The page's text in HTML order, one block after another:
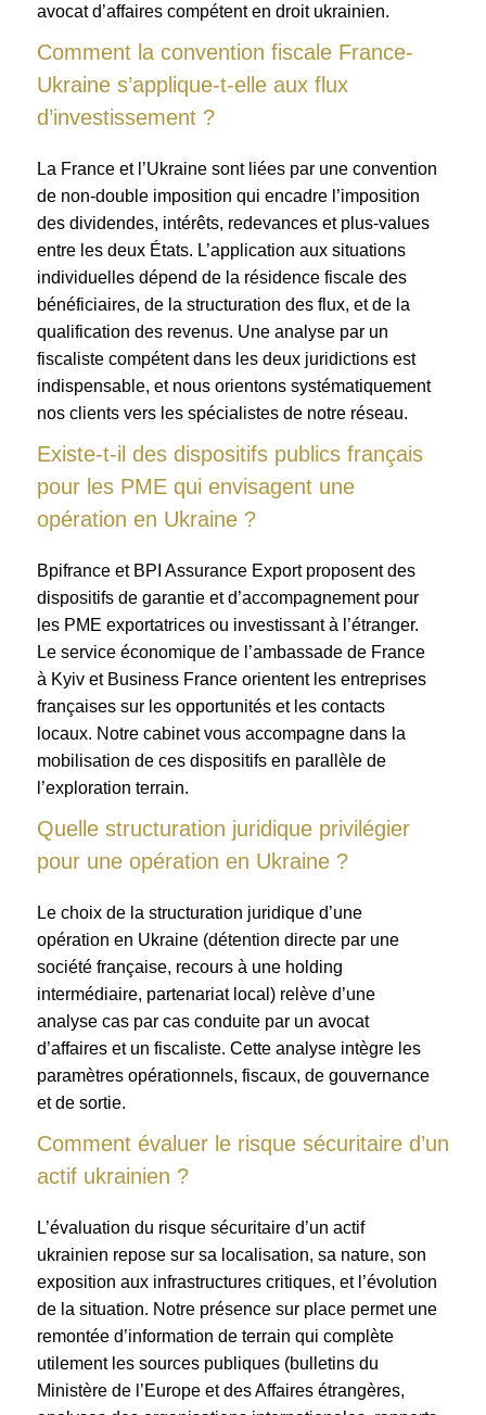
avocat d’affaires compétent en droit ukrainien.
Comment la convention fiscale France-
Ukraine s’applique-t-elle aux flux
d’investissement ?
La France et l’Ukraine sont liées par une convention
de non-double imposition qui encadre l’imposition
des dividendes, intérêts, redevances et plus-values
entre les deux États. L’application aux situations
individuelles dépend de la résidence fiscale des
bénéficiaires, de la structuration des flux, et de la
qualification des revenus. Une analyse par un
fiscaliste compétent dans les deux juridictions est
indispensable, et nous orientons systématiquement
nos clients vers les spécialistes de notre réseau.
Existe-t-il des dispositifs publics français
pour les PME qui envisagent une
opération en Ukraine ?
Bpifrance et BPI Assurance Export proposent des
dispositifs de garantie et d’accompagnement pour
les PME exportatrices ou investissant à l’étranger.
Le service économique de l’ambassade de France
à Kyiv et Business France orientent les entreprises
françaises sur les opportunités et les contacts
locaux. Notre cabinet vous accompagne dans la
mobilisation de ces dispositifs en parallèle de
l’exploration terrain.
Quelle structuration juridique privilégier
pour une opération en Ukraine ?
Le choix de la structuration juridique d’une
opération en Ukraine (détention directe par une
société française, recours à une holding
intermédiaire, partenariat local) relève d’une
analyse cas par cas conduite par un avocat
d’affaires et un fiscaliste. Cette analyse intègre les
paramètres opérationnels, fiscaux, de gouvernance
et de sortie.
Comment évaluer le risque sécuritaire d’un
actif ukrainien ?
L’évaluation du risque sécuritaire d’un actif
ukrainien repose sur sa localisation, sa nature, son
exposition aux infrastructures critiques, et l’évolution
de la situation. Notre présence sur place permet une
remontée d’information de terrain qui complète
utilement les sources publiques (bulletins du
Ministère de l’Europe et des Affaires étrangères,